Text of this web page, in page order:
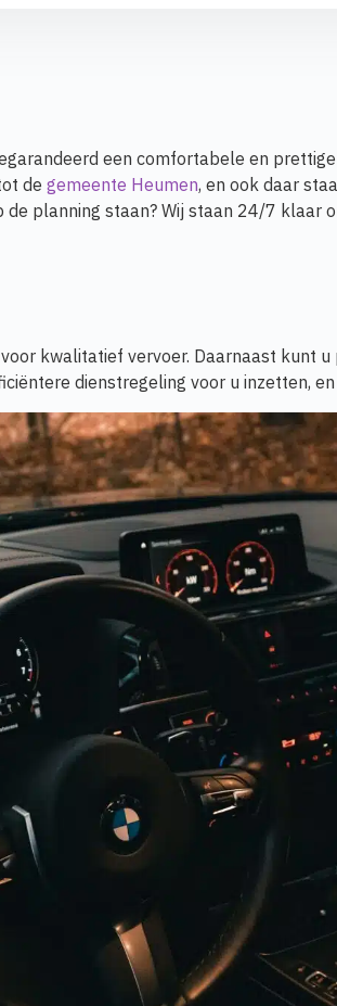
een comfortabele en
de gemeente Heumen, en ook daar
planning staan? Wij staan 24/7 klaar
kwalitatief vervoer. Daarnaast kunt
dienstregeling voor u inzetten,